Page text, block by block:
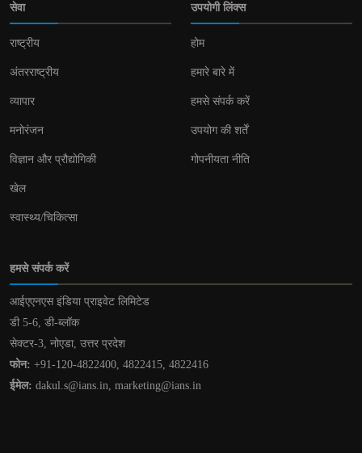
सेवा
राष्ट्रीय
अंतरराष्ट्रीय
व्यापार
मनोरंजन
विज्ञान और प्रौद्योगिकी
खेल
स्वास्थ्य/चिकित्सा
उपयोगी लिंक्स
होम
हमारे बारे में
हमसे संपर्क करें
उपयोग की शर्तें
गोपनीयता नीति
हमसे संपर्क करें
आईएएनएस इंडिया प्राइवेट लिमिटेड
डी 5-6, डी-ब्लॉक
सेक्टर-3, नोएडा, उत्तर प्रदेश
फोन: +91-120-4822400, 4822415, 4822416
ईमेल: dakul.s@ians.in, marketing@ians.in